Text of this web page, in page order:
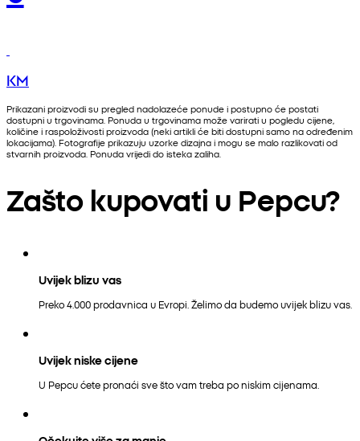
KM
Prikazani proizvodi su pregled nadolazeće ponude i postupno će postati
dostupni u trgovinama. Ponuda u trgovinama može varirati u pogledu cijene,
količine i raspoloživosti proizvoda (neki artikli će biti dostupni samo na određenim
lokacijama). Fotografije prikazuju uzorke dizajna i mogu se malo razlikovati od
stvarnih proizvoda. Ponuda vrijedi do isteka zaliha.
Zašto kupovati u Pepcu?
Uvijek blizu vas
Preko 4.000 prodavnica u Evropi. Želimo da budemo uvijek blizu vas.
Uvijek niske cijene
U Pepcu ćete pronaći sve što vam treba po niskim cijenama.